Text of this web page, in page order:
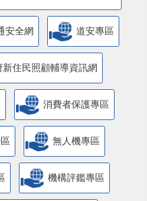
安全網 道安專區
住民照顧輔導資訊網
消費者保護專區
無人機專區
機構評鑑專區